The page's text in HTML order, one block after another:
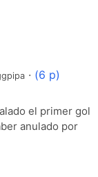
por
· (6 p)
el primer gol
anulado por